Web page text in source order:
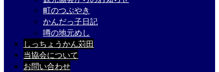
町のつぶやき
かんだっ子日記
噂の地元めし
しっちょうかん苅田
当協会について
お問い合わせ